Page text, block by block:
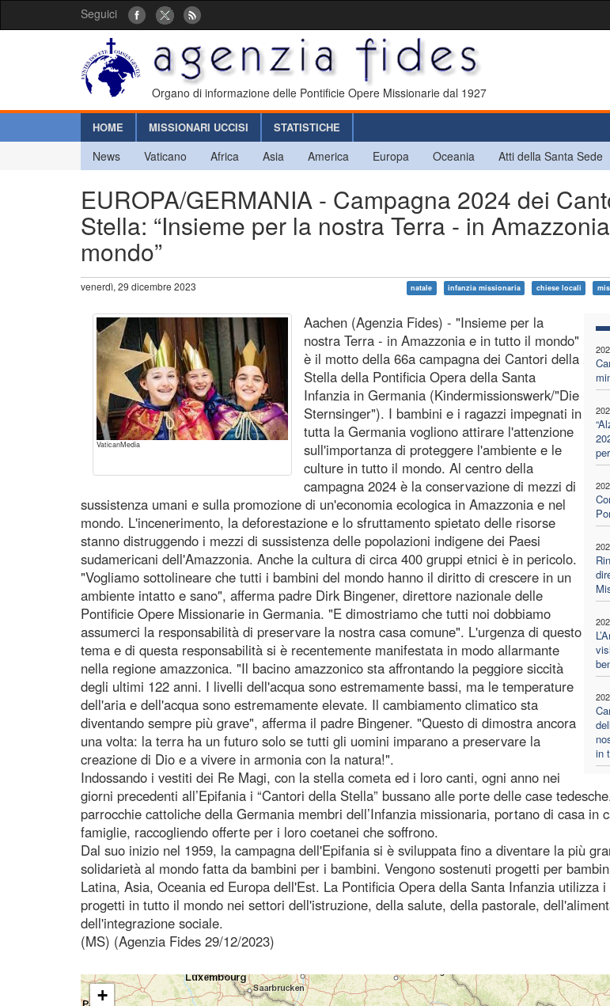
Seguici
Organo di informazione delle Pontificie Opere Missionarie dal 1927
HOME MISSIONARI UCCISI STATISTICHE
News Vaticano Africa Asia America Europa Oceania Atti della Santa Sede
EUROPA/GERMANIA - Campagna 2024 dei
Stella: “Insieme per la nostra Terra - in
mondo”
venerdì, 29 dicembre 2023 natale infanzia missionaria chiese locali
VaticanMedia
in
Aachen (Agenzia Fides) - "Insieme per la
nostra Terra - in Amazzonia e in tutto il mondo"
è il motto della 66a campagna dei Cantori della
Stella della Pontificia Opera della Santa
Infanzia in Germania (Kindermissionswerk/"Die
Sternsinger"). I bambini e i ragazzi impegnati in
tutta la Germania vogliono attirare l'attenzione
sull'importanza di proteggere l'ambiente e le
culture in tutto il mondo. Al centro della
campagna 2024 è la conservazione di mezzi di
sussistenza umani e sulla promozione di un'economia ecologica in Amazzonia e nel
mondo. L'incenerimento, la deforestazione e lo sfruttamento spietato delle risorse
stanno distruggendo i mezzi di sussistenza delle popolazioni indigene dei Paesi
sudamericani dell'Amazzonia. Anche la cultura di circa 400 gruppi etnici è in pericolo.
"Vogliamo sottolineare che tutti i bambini del mondo hanno il diritto di crescere in un
ambiente intatto e sano", afferma padre Dirk Bingener, direttore nazionale delle
Pontificie Opere Missionarie in Germania. "E dimostriamo che tutti noi dobbiamo
assumerci la responsabilità di preservare la nostra casa comune". L'urgenza di questo
tema e di questa responsabilità si è recentemente manifestata in modo allarmante
nella regione amazzonica. "Il bacino amazzonico sta affrontando la peggiore siccità
degli ultimi 122 anni. I livelli dell'acqua sono estremamente bassi, ma le temperature
dell'aria e dell'acqua sono estremamente elevate. Il cambiamento climatico sta
diventando sempre più grave", afferma il padre Bingener. "Questo di dimostra ancora
una volta: la terra ha un futuro solo se tutti gli uomini imparano a preservare la
creazione di Dio e a vivere in armonia con la natura!".
Indossando i vestiti dei Re Magi, con la stella cometa ed i loro canti, ogni anno nei
giorni precedenti all’Epifania i “Cantori della Stella” bussano alle porte delle case
parrocchie cattoliche della Germania membri dell’Infanzia missionaria, portano di casa in
famiglie, raccogliendo offerte per i loro coetanei che soffrono.
Dal suo inizio nel 1959, la campagna dell'Epifania si è sviluppata fino a diventare la più
solidarietà al mondo fatta da bambini per i bambini. Vengono sostenuti progetti per
Latina, Asia, Oceania ed Europa dell'Est. La Pontificia Opera della Santa Infanzia utilizza
progetti in tutto il mondo nei settori dell'istruzione, della salute, della pastorale,
dell'integrazione sociale.
(MS) (Agenzia Fides 29/12/2023)
+